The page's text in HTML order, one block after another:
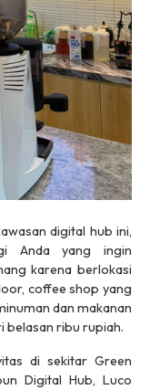
digital hub ini,
Anda yang ingin
karena berlokasi
coffee shop yang
dan makanan
belasan ribu rupiah.
di sekitar Green
Digital Hub, Luco